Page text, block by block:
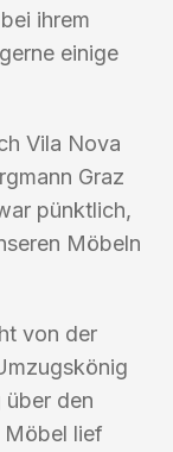
ihrem
einige
Vila Nova
Graz
pünktlich,
Möbeln
von der
über den
Möbel lief